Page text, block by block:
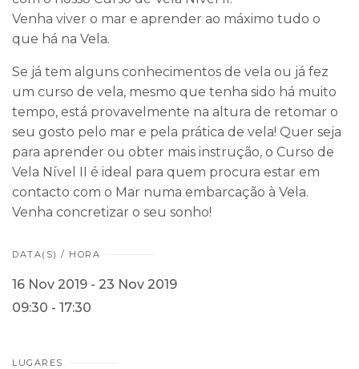
Venha viver o mar e aprender ao máximo tudo o
que há na Vela.
Se já tem alguns conhecimentos de vela ou já fez
um curso de vela, mesmo que tenha sido há muito
tempo, está provavelmente na altura de retomar o
seu gosto pelo mar e pela prática de vela! Quer seja
para aprender ou obter mais instrução, o Curso de
Vela Nível II é ideal para quem procura estar em
contacto com o Mar numa embarcação à Vela.
Venha concretizar o seu sonho!
DATA(S) / HORA
16 Nov 2019 - 23 Nov 2019
09:30 - 17:30
LUGARES